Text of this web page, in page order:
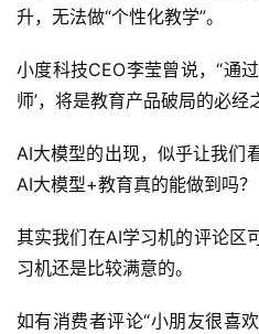
升，无法做“个性化教学”。
小度科技CEO李莹曾说，“通
师’，将是教育产品破局的必经
AI大模型的出现，似乎让我们
AI大模型+教育真的能做到吗？
其实我们在AI学习机的评论区
习机还是比较满意的。
如有消费者评论“小朋友很喜